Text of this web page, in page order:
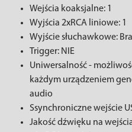
Wejścia koaksjalne: 1
Wyjścia 2xRCA liniowe: 1
Wyjście słuchawkowe:
Trigger: NIE
Uniwersalność -
każdym urządzeniem
audio
Ssynchroniczne wejście
Jakość dźwięku na